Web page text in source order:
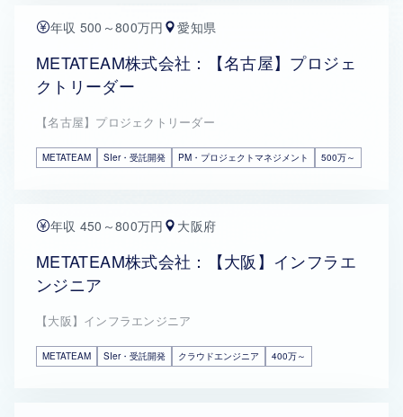
年収 500～800万円 愛知県
METATEAM株式会社：【名古屋】プロジェ
クトリーダー
【名古屋】プロジェクトリーダー
METATEAM SIer・受託開発 PM・プロジェクトマネジメント 500万～
年収 450～800万円 大阪府
METATEAM株式会社：【大阪】インフラエ
ンジニア
【大阪】インフラエンジニア
METATEAM SIer・受託開発 クラウドエンジニア 400万～